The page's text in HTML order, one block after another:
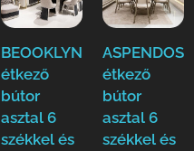
BEOOKLYN(DASE)
étkező
bútor
asztal 6
székkel és
étkező
bútor
asztal 6
székkel és